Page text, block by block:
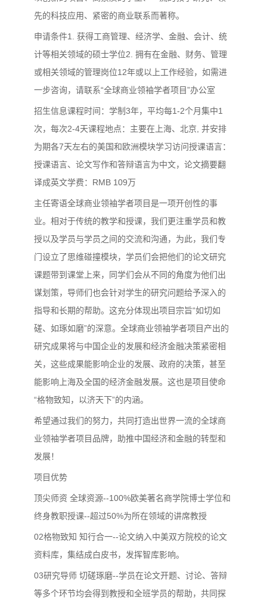
先的科技应用、紧密的商业联系而著称。
申请条件1. 获得工商管理、经济学、金融、会计、统
计等相关领域的硕士学位2. 拥有在金融、财务、管理
或相关领域的管理岗位12年或以上工作经验，如需进
一步咨询，请联系“全球商业领袖学者项目”办公室
招生信息课程时间：学制3年，平均每1-2个月集中1
次，每次2-4天课程地点：主要在上海、北京, 并安排
为期各7天左右的美国和欧洲模块学习访问授课语言：
授课语言、论文写作和答辩语言为中文，论文摘要翻
译成英文学费：RMB 109万
主任寄语全球商业领袖学者项目是一项开创性的事
业。相对于传统的教学和授课，我们更注重学员和教
授以及学员与学员之间的交流和沟通，为此，我们专
门设立了思维碰撞模块，学员们会把他们的论文研究
课题带到课堂上来，同学们会从不同的角度为他们出
谋划策，导师们也会针对学生的研究问题给予深入的
指导和长期的帮助。这充分体现出项目宗旨“如切如
磋、如琢如磨”的深意。全球商业领袖学者项目产出的
研究成果将与中国企业的发展和经济金融决策紧密相
关，这些成果能影响企业的发展、政府的决策，甚至
能影响上海及全国的经济金融发展。这也是项目使命
“格物致知，以济天下”的内涵。
希望通过我们的努力，共同打造出世界一流的全球商
业领袖学者项目品牌，助推中国经济和金融的转型和
发展！
项目优势
顶尖师资 全球资源--100%欧美著名商学院博士学位和
终身教职授课--超过50%为所在领域的讲席教授
02格物致知 知行合一--论文纳入中美双方院校的论文
资料库，集结成白皮书，发挥智库影响。
03研究导师 切磋琢磨--学员在论文开题、讨论、答辩
等多个环节均会得到教授和全班学员的帮助，共同探